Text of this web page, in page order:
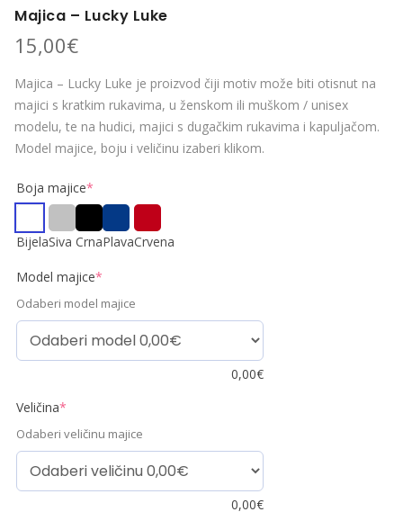
Majica – Lucky Luke
15,00€
Majica – Lucky Luke je proizvod čiji motiv može biti otisnut na
majici s kratkim rukavima, u ženskom ili muškom / unisex
modelu, te na hudici, majici s dugačkim rukavima i kapuljačom.
Model majice, boju i veličinu izaberi klikom.
Boja majice*
BijelaSiva CrnaPlavaCrvena
Model majice*
Odaberi model majice
0,00€
Veličina*
Odaberi veličinu majice
0,00€